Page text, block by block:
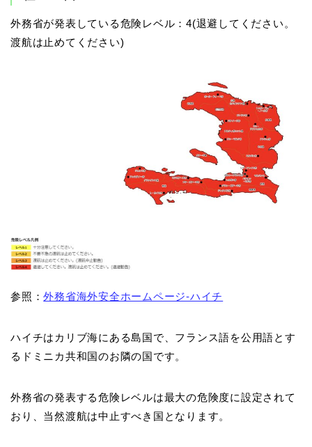
外務省が発表している危険レベル：4(退避してください。
渡航は止めてください)
参照：外務省海外安全ホームページ-ハイチ
ハイチはカリブ海にある島国で、フランス語を公用語とす
るドミニカ共和国のお隣の国です。
外務省の発表する危険レベルは最大の危険度に設定されて
おり、当然渡航は中止すべき国となります。